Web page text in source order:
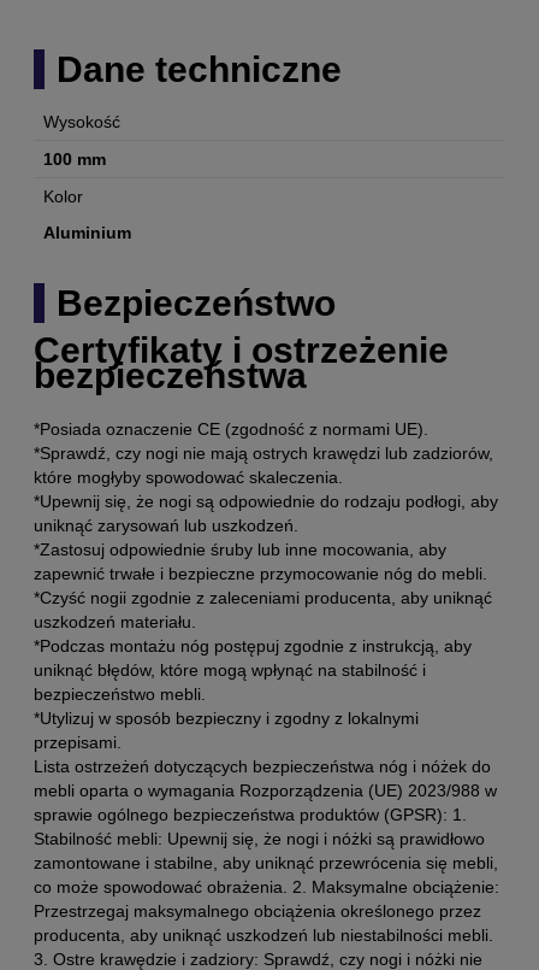
Dane techniczne
Wysokość
100 mm
Kolor
Aluminium
Bezpieczeństwo
Certyfikaty i ostrzeżenie
bezpieczeństwa
*Posiada oznaczenie CE (zgodność z normami UE).
*Sprawdź, czy nogi nie mają ostrych krawędzi lub zadziorów,
które mogłyby spowodować skaleczenia.
*Upewnij się, że nogi są odpowiednie do rodzaju podłogi, aby
uniknąć zarysowań lub uszkodzeń.
*Zastosuj odpowiednie śruby lub inne mocowania, aby
zapewnić trwałe i bezpieczne przymocowanie nóg do mebli.
*Czyść nogii zgodnie z zaleceniami producenta, aby uniknąć
uszkodzeń materiału.
*Podczas montażu nóg postępuj zgodnie z instrukcją, aby
uniknąć błędów, które mogą wpłynąć na stabilność i
bezpieczeństwo mebli.
*Utylizuj w sposób bezpieczny i zgodny z lokalnymi
przepisami.
Lista ostrzeżeń dotyczących bezpieczeństwa nóg i nóżek do
mebli oparta o wymagania Rozporządzenia (UE) 2023/988 w
sprawie ogólnego bezpieczeństwa produktów (GPSR): 1.
Stabilność mebli: Upewnij się, że nogi i nóżki są prawidłowo
zamontowane i stabilne, aby uniknąć przewrócenia się mebli,
co może spowodować obrażenia. 2. Maksymalne obciążenie:
Przestrzegaj maksymalnego obciążenia określonego przez
producenta, aby uniknąć uszkodzeń lub niestabilności mebli.
3. Ostre krawędzie i zadziory: Sprawdź, czy nogi i nóżki nie